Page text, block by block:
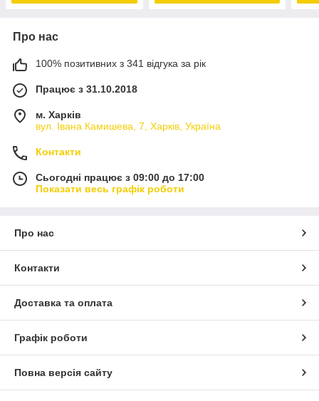
Про нас
100% позитивних з 341 відгука за рік
Працює з 31.10.2018
м. Харків
вул. Івана Камишева, 7, Харків, Україна
Контакти
Сьогодні працює з 09:00 до 17:00
Показати весь графік роботи
Про нас
Контакти
Доставка та оплата
Графік роботи
Повна версія сайту